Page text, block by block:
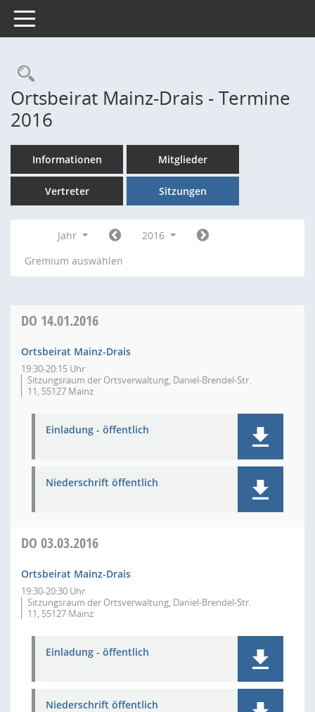
Toggle navigation
Rechercheauswahl
Ortsbeirat Mainz-Drais - Termine
2016
Informationen Mitglieder
Vertreter Sitzungen
Jahr
2016
Gremium auswählen
DO 14.01.2016
Ortsbeirat Mainz-Drais
19:30-20:15 Uhr
Sitzungsraum der Ortsverwaltung, Daniel-Brendel-Str.
11, 55127 Mainz
Einladung - öffentlich
Niederschrift öffentlich
DO 03.03.2016
Ortsbeirat Mainz-Drais
19:30-20:30 Uhr
Sitzungsraum der Ortsverwaltung, Daniel-Brendel-Str.
11, 55127 Mainz
Einladung - öffentlich
Niederschrift öffentlich